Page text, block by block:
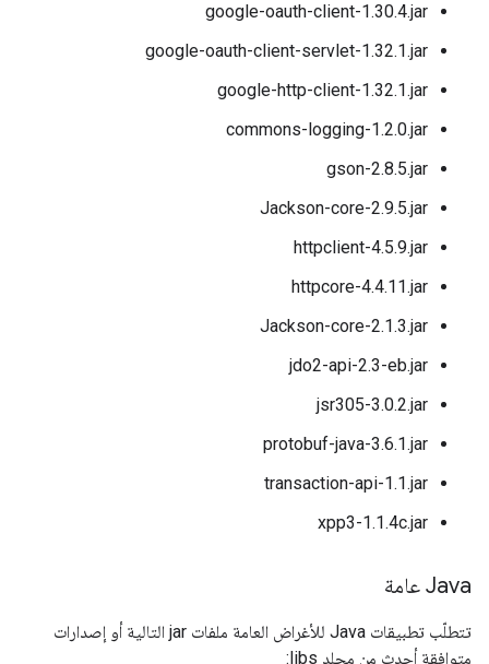
google-oauth-client-1.30.4.jar
google-oauth-client-servlet-1.32.1.jar
google-http-client-1.32.1.jar
commons-logging-1.2.0.jar
gson-2.8.5.jar
Jackson-core-2.9.5.jar
httpclient-4.5.9.jar
httpcore-4.4.11.jar
Jackson-core-2.1.3.jar
jdo2-api-2.3-eb.jar
jsr305-3.0.2.jar
protobuf-java-3.6.1.jar
transaction-api-1.1.jar
xpp3-1.1.4c.jar
Java عامة
تتطلّب تطبيقات Java للأغراض العامة ملفات jar التالية أو إصدارات
متوافقة أحدث من مجلد libs: